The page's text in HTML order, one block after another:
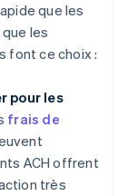
que les
les
font ce choix :
pour les
frais de
ACH offrent
très